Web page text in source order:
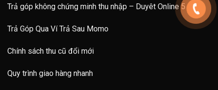
Trả góp không chứng minh thu nhập – Duyêt Online 5 Phút
Trả Góp Qua Ví Trả Sau Momo
Chính sách thu cũ đổi mới
Quy trình giao hàng nhanh